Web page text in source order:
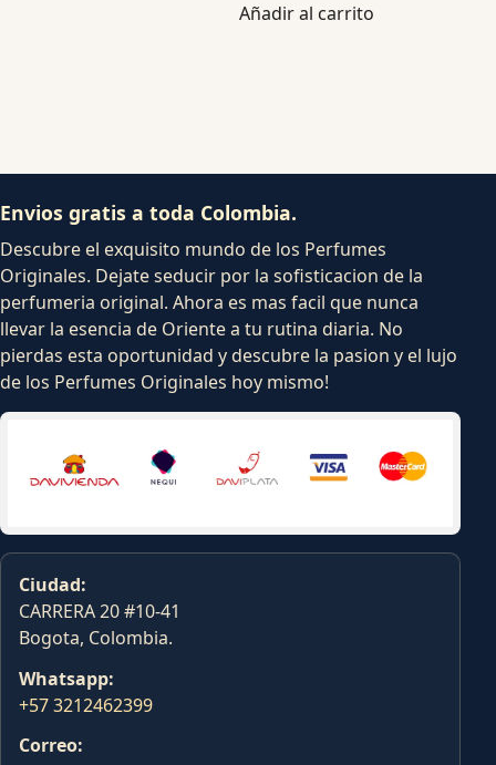
Añadir al carrito
Envios gratis a toda Colombia.
Descubre el exquisito mundo de los Perfumes
Originales. Dejate seducir por la sofisticacion de la
perfumeria original. Ahora es mas facil que nunca
llevar la esencia de Oriente a tu rutina diaria. No
pierdas esta oportunidad y descubre la pasion y el lujo
de los Perfumes Originales hoy mismo!
Ciudad:
CARRERA 20 #10-41
Bogota, Colombia.
Whatsapp:
+57 3212462399
Correo: